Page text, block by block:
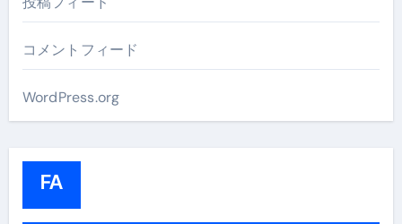
コメントフィード
WordPress.org
FA